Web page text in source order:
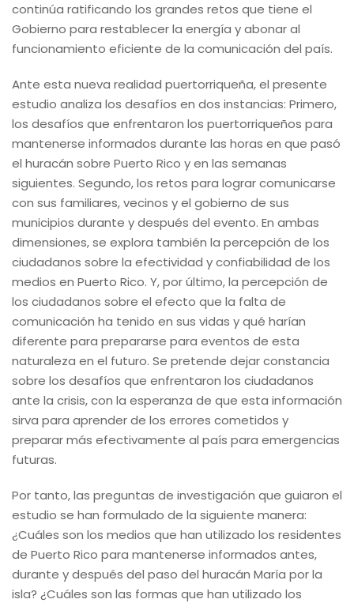
continúa ratificando los grandes retos que tiene el
Gobierno para restablecer la energía y abonar al
funcionamiento eficiente de la comunicación del país.
Ante esta nueva realidad puertorriqueña, el presente
estudio analiza los desafíos en dos instancias: Primero,
los desafíos que enfrentaron los puertorriqueños para
mantenerse informados durante las horas en que pasó
el huracán sobre Puerto Rico y en las semanas
siguientes. Segundo, los retos para lograr comunicarse
con sus familiares, vecinos y el gobierno de sus
municipios durante y después del evento. En ambas
dimensiones, se explora también la percepción de los
ciudadanos sobre la efectividad y confiabilidad de los
medios en Puerto Rico. Y, por último, la percepción de
los ciudadanos sobre el efecto que la falta de
comunicación ha tenido en sus vidas y qué harían
diferente para prepararse para eventos de esta
naturaleza en el futuro. Se pretende dejar constancia
sobre los desafíos que enfrentaron los ciudadanos
ante la crisis, con la esperanza de que esta información
sirva para aprender de los errores cometidos y
preparar más efectivamente al país para emergencias
futuras.
Por tanto, las preguntas de investigación que guiaron el
estudio se han formulado de la siguiente manera:
¿Cuáles son los medios que han utilizado los residentes
de Puerto Rico para mantenerse informados antes,
durante y después del paso del huracán María por la
isla? ¿Cuáles son las formas que han utilizado los